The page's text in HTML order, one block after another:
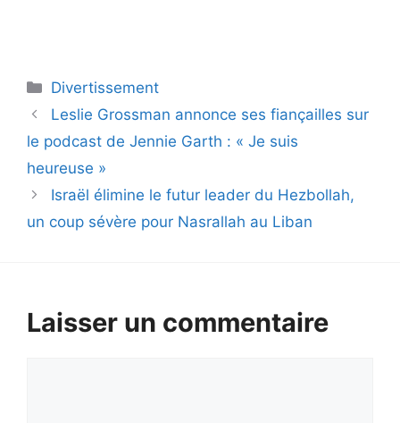
Catégories
Divertissement
Leslie Grossman annonce ses fiançailles sur
le podcast de Jennie Garth : « Je suis
heureuse »
Israël élimine le futur leader du Hezbollah,
un coup sévère pour Nasrallah au Liban
Laisser un commentaire